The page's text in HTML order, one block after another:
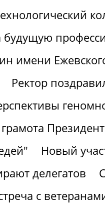
будущую
имени
Ректор
Новый
делегатов
с